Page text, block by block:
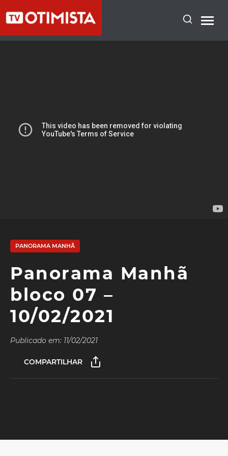
PANORAMA MANHÃ
Panorama Manhã
bloco 07 –
10/02/2021
Publicado em: 11/02/2021
COMPARTILHAR